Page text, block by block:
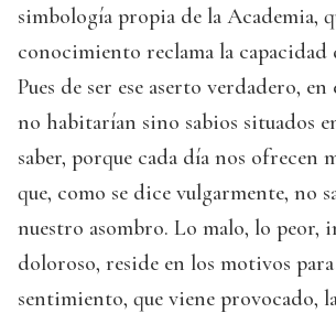
simbología propia de la Academia,
conocimiento reclama la capacidad
Pues de ser ese aserto verdadero,
no habitarían sino sabios situados
saber, porque cada día nos ofrecen
que, como se dice vulgarmente, no
nuestro asombro. Lo malo, lo peor,
doloroso, reside en los motivos
sentimiento, que viene provocado,